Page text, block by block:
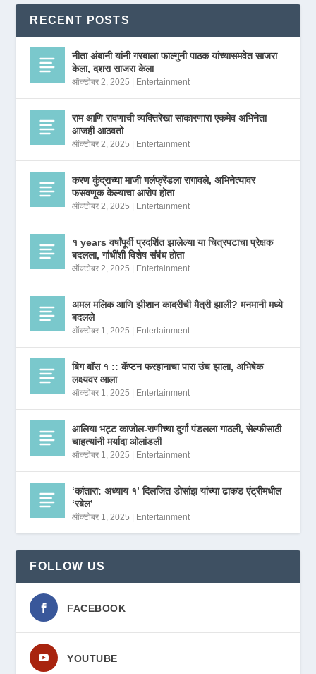
RECENT POSTS
नीता अंबानी यांनी गरबाला फाल्गुनी पाठक यांच्यासमवेत साजरा
केला, दशरा साजरा केला
ऑक्टोबर 2, 2025 Entertainment
राम आणि रावणाची व्यक्तिरेखा साकारणारा एकमेव अभिनेता
आजही आठवतो
ऑक्टोबर 2, 2025 Entertainment
करण कुंद्राच्या माजी गर्लफ्रेंडला रागावले, अभिनेत्यावर
फसवणूक केल्याचा आरोप होता
ऑक्टोबर 2, 2025 Entertainment
१ years वर्षांपूर्वी प्रदर्शित झालेल्या या चित्रपटाचा प्रेक्षक
बदलला, गांधींशी विशेष संबंध होता
ऑक्टोबर 2, 2025 Entertainment
अमल मलिक आणि झीशान कादरीची मैत्री झाली? मनमानी मध्ये
बदलले
ऑक्टोबर 1, 2025 Entertainment
बिग बॉस १ :: कॅप्टन फरहानाचा पारा उंच झाला, अभिषेक
लक्ष्यवर आला
ऑक्टोबर 1, 2025 Entertainment
आलिया भट्ट काजोल-राणीच्या दुर्गा पंडलला गाठली, सेल्फीसाठी
चाहत्यांनी मर्यादा ओलांडली
ऑक्टोबर 1, 2025 Entertainment
‘कांतारा: अध्याय १’ दिलजित डोसांझ यांच्या ढाकड एंट्रीमधील
‘रबेल’
ऑक्टोबर 1, 2025 Entertainment
FOLLOW US
FACEBOOK
YOUTUBE